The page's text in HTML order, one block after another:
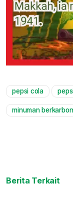
pepsi cola
minuman
Berita Terkait